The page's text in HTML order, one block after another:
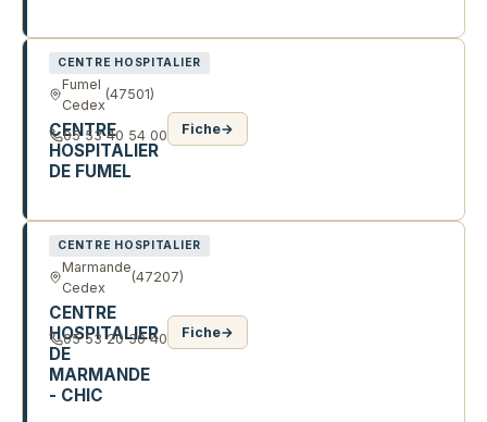
CENTRE HOSPITALIER
Fumel
Cedex
(47501)
CENTRE
HOSPITALIER
DE FUMEL
05 53 40 54 00 Fiche→
CENTRE HOSPITALIER
Marmande
Cedex
(47207)
CENTRE
HOSPITALIER
DE
MARMANDE
- CHIC
05 53 20 30 40 Fiche→